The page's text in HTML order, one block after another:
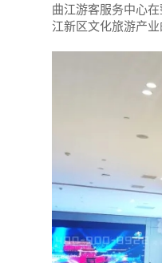
曲江游客服务中心
江新区文化旅游产